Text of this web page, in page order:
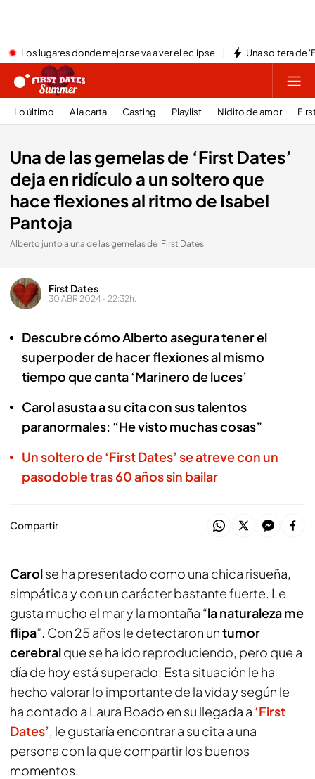
Los lugares donde mejor se va a ver el eclipse Una soltera de
Lo último A la carta Casting Playlist Nidito de amor
Una de las gemelas de ‘First Dates’
deja en ridículo a un soltero que
hace flexiones al ritmo de Isabel
Pantoja
Alberto junto a una de las gemelas de 'First Dates'
First Dates
30 ABR 2024 - 22:32h.
Descubre cómo Alberto asegura tener el
superpoder de hacer flexiones al mismo
tiempo que canta ‘Marinero de luces’
Carol asusta a su cita con sus talentos
paranormales: “He visto muchas cosas”
Un soltero de ‘First Dates’ se atreve con un
pasodoble tras 60 años sin bailar
Compartir
Carolse ha presentado como una chica risueña,
simpática y con un carácter bastante fuerte. Le
gusta mucho el mar y la montaña “la naturaleza me
flipa”. Con 25 años le detectaron untumor
cerebralque se ha ido reproduciendo, pero que a
día de hoy está superado. Esta situación le ha
hecho valorar lo importante de la vida y según le
ha contado a Laura Boado en su llegada a ‘First
Dates’, le gustaría encontrar a su cita a una
persona con la que compartir los buenos
momentos.